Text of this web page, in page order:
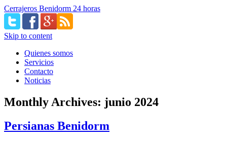
Cerrajeros Benidorm 24 horas
Skip to content
Quienes somos
Servicios
Contacto
Noticias
Monthly Archives: junio 2024
Persianas Benidorm